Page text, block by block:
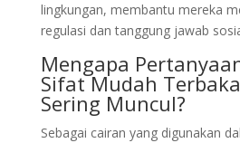
lingkungan, membantu mereka
regulasi dan tanggung jawab
Mengapa
Sifat Mudah
Sering Muncul?
Sebagai cairan yang digunakan